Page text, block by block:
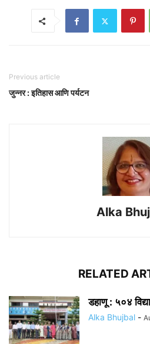
Previous article
जुन्नर : इतिहास आणि पर्यटन
Alka
RELATED
डहाणू : ५०४
Alka Bhujbal -